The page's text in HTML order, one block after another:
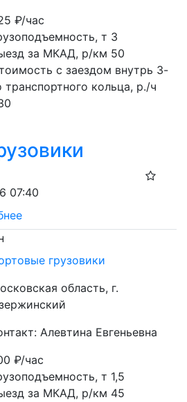
₽/час
т 3
за МКАД, р/км 50
с заездом внутрь 3-
транспортного кольца, р./ч
07:40
грузовики
область, г.
Алевтина Евгеньевна
₽/час
т 1,5
за МКАД, р/км 45